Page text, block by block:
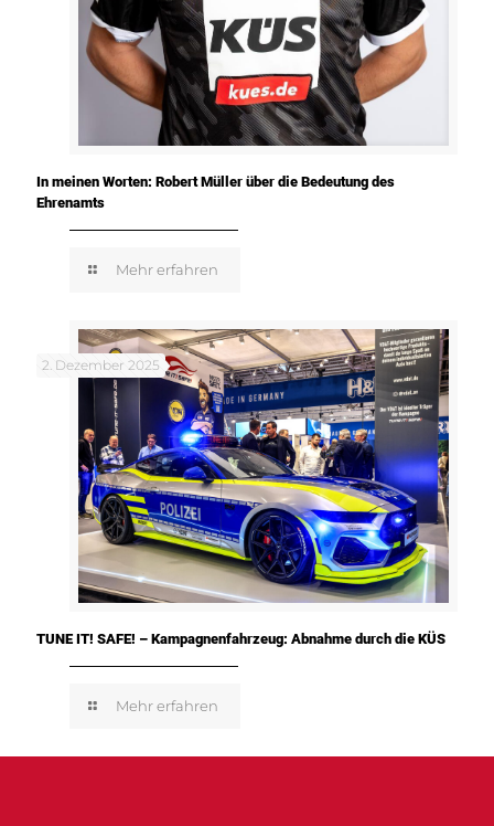
In meinen Worten: Robert Müller über die Bedeutung des
Ehrenamts
Mehr erfahren
2. Dezember 2025
TUNE IT! SAFE! – Kampagnenfahrzeug: Abnahme durch die KÜS
Mehr erfahren